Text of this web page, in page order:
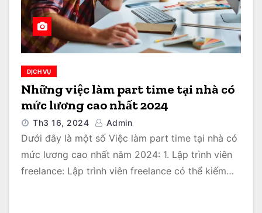
DỊCH VỤ
Những việc làm part time tại nhà có
mức lương cao nhất 2024
Th3 16, 2024 Admin
Dưới đây là một số Việc làm part time tại nhà có
mức lương cao nhất năm 2024: 1. Lập trình viên
freelance: Lập trình viên freelance có thể kiếm…